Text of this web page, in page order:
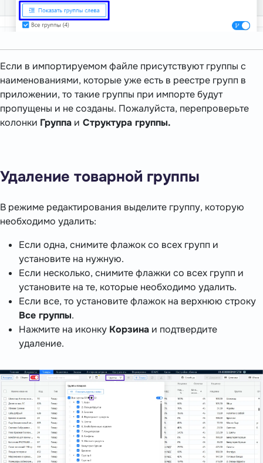
Если в импортируемом файле присутствуют группы с
наименованиями, которые уже есть в реестре групп в
приложении, то такие группы при импорте будут
пропущены и не созданы. Пожалуйста, перепроверьте
колонки Группа и Структура группы.
Удаление товарной группы
В режиме редактирования выделите группу, которую
необходимо удалить:
Если одна, снимите флажок со всех групп и
установите на нужную.
Если несколько, снимите флажки со всех групп и
установите на те, которые необходимо удалить.
Если все, то установите флажок на верхнюю строку
Все группы.
Нажмите на иконку Корзина и подтвердите
удаление.